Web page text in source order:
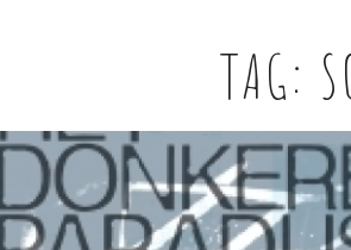
TAG: